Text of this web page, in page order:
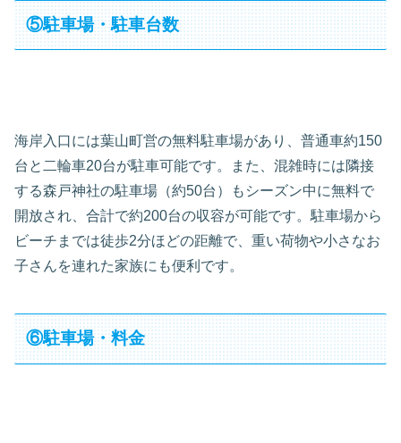
⑤駐車場・駐車台数
海岸入口には葉山町営の無料駐車場があり、普通車約150
台と二輪車20台が駐車可能です。また、混雑時には隣接
する森戸神社の駐車場（約50台）もシーズン中に無料で
開放され、合計で約200台の収容が可能です。駐車場から
ビーチまでは徒歩2分ほどの距離で、重い荷物や小さなお
子さんを連れた家族にも便利です。
⑥駐車場・料金